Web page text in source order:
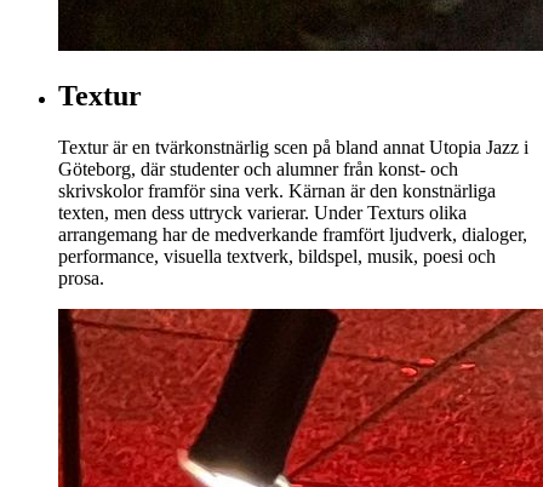
Textur
Textur är en tvärkonstnärlig scen på bland annat Utopia Jazz i
Göteborg, där studenter och alumner från konst- och
skrivskolor framför sina verk. Kärnan är den konstnärliga
texten, men dess uttryck varierar. Under Texturs olika
arrangemang har de medverkande framfört ljudverk, dialoger,
performance, visuella textverk, bildspel, musik, poesi och
prosa.